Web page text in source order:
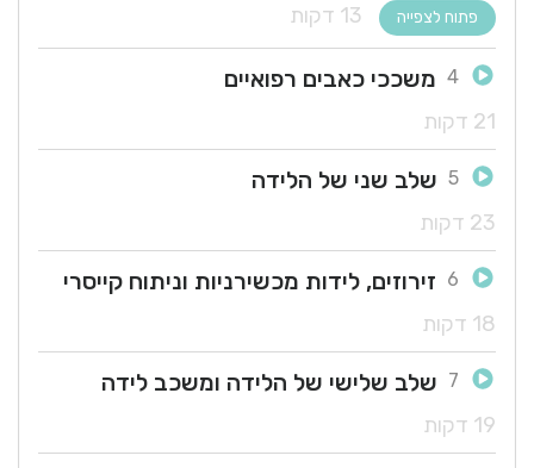
פתוח לצפייה
4 משככי כאבים רפואיים
21 דקות
5 שלב שני של הלידה
23 דקות
6 זירוזים, לידות מכשירניות וניתוח קייסרי
18 דקות
7 שלב שלישי של הלידה ומשכב לידה
19 דקות